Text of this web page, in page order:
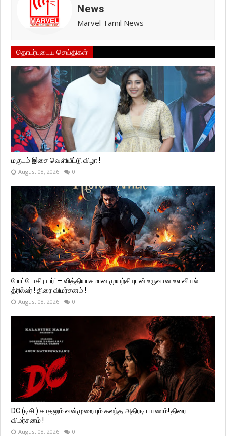
News
Marvel Tamil News
தொடர்புடைய செய்திகள்
மகுடம் இசை வெளியீட்டு விழா !
August 08, 2026 0
போட்டோகிராபர்' – வித்தியாசமான முயற்சியுடன் உருவான உளவியல்
த்ரில்லர் ! திரை விமர்சனம் !
August 08, 2026 0
DC (டிசி ) காதலும் வன்முறையும் கலந்த அதிரடி பயணம்! திரை
விமர்சனம் !
August 08, 2026 0